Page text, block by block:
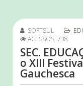
SOFTSUL
ACESSOS: 738
SEC.
o XIII
Gauchesca